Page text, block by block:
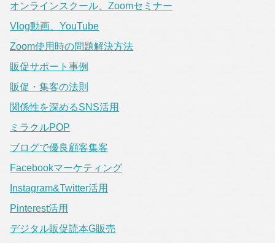
オンラインスクール、Zoomセミナー
Vlog動画、YouTube
Zoom使用時の問題解決方法
販促サポート事例
販促・集客の法則
関係性を深めるSNS活用
ミラクルPOP
ブログで優良顧客集客
Facebookマーケティング
Instagram&Twitter活用
Pinterest活用
デジタル販促読本G販売